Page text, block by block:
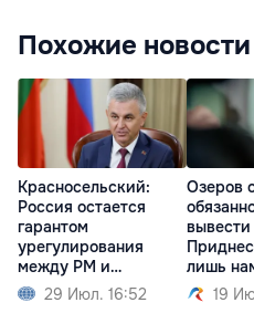
Похожие новости
Красносельский:
Россия остается
гарантом
урегулирования
между РМ и
Приднестровьем
29 Июл. 16:52
Озеров
лишь
19